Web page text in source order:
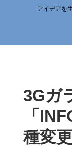
アイデアを
3Gガ
「
種変